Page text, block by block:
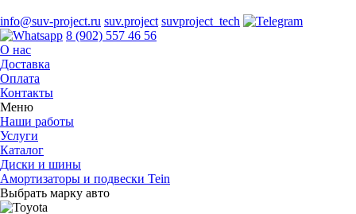
info@suv-project.ru suv.project suvproject_tech
8 (902) 557 46 56
О нас
Доставка
Оплата
Контакты
Меню
Наши работы
Услуги
Каталог
Диски и шины
Амортизаторы и подвески Tein
Выбрать марку авто